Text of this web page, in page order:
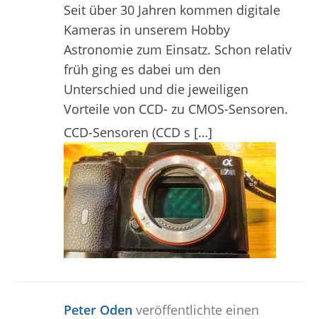
Seit über 30 Jahren kommen digitale
Kameras in unserem Hobby
Astronomie zum Einsatz. Schon relativ
früh ging es dabei um den
Unterschied und die jeweiligen
Vorteile von CCD- zu CMOS-Sensoren.
CCD-Sensoren (CCD s […]
Peter Oden veröffentlichte einen